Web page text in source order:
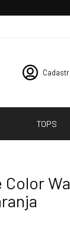
TOPS